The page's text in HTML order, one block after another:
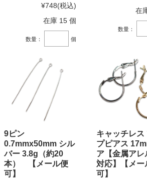
¥748(税込)
在庫 15 個
数量： 個
在
数量：
9ピン
0.7mmx50mm シル
バー 3.8g（約20
本） 【メール便
可】
キャッチレス
プピアス
ア【金属アレ
対応】【メー
可】